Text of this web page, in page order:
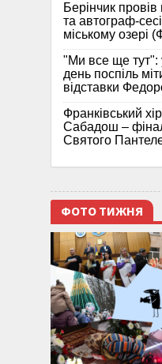
Берінчик
та автограф-
міському озері
"Ми все ще тут":
день поспіль
відставки
Франківський
Сабадош –
Святого
ФОТО ТИЖНЯ